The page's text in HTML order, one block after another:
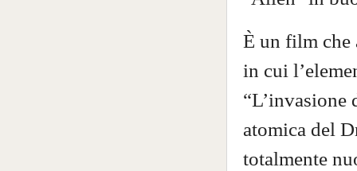
È un film che
in cui
“L’invasione
atomica del
totalmente